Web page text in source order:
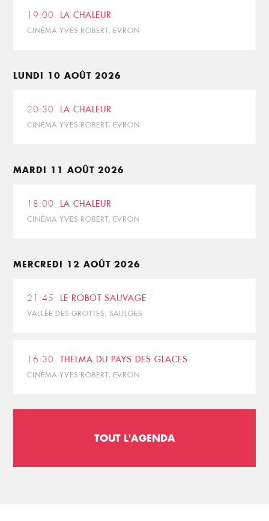
19:00 LA CHALEUR
CINÉMA YVES ROBERT, EVRON
LUNDI 10 AOÛT 2026
20:30 LA CHALEUR
CINÉMA YVES ROBERT, EVRON
MARDI 11 AOÛT 2026
18:00 LA CHALEUR
CINÉMA YVES ROBERT, EVRON
MERCREDI 12 AOÛT 2026
21:45 LE ROBOT SAUVAGE
VALLÉE DES GROTTES, SAULGES
16:30 THELMA DU PAYS DES GLACES
CINÉMA YVES ROBERT, EVRON
TOUT L'AGENDA